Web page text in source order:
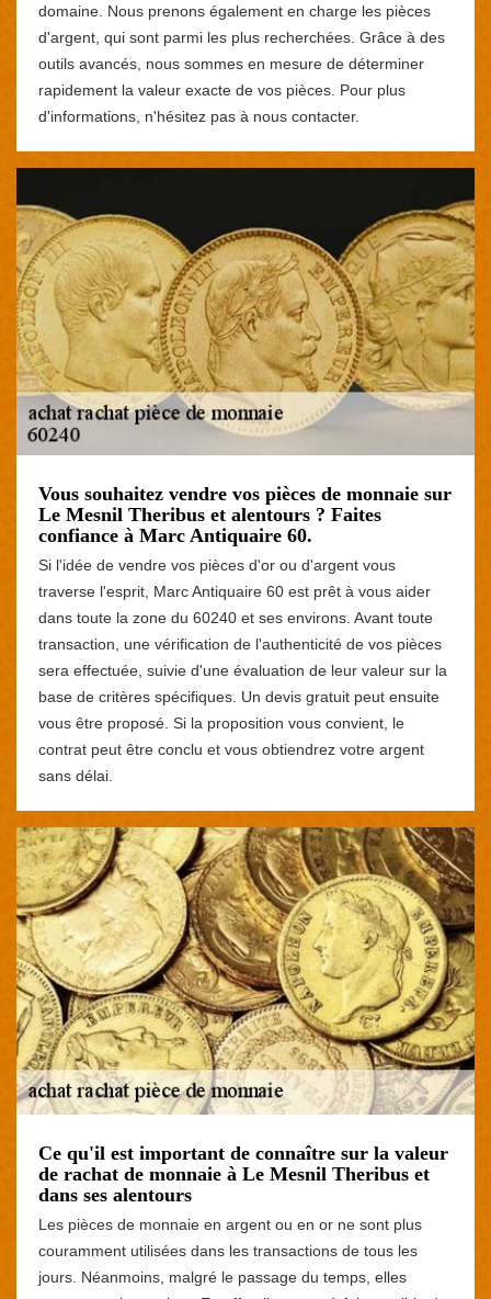
domaine. Nous prenons également en charge les pièces
d'argent, qui sont parmi les plus recherchées. Grâce à des
outils avancés, nous sommes en mesure de déterminer
rapidement la valeur exacte de vos pièces. Pour plus
d'informations, n'hésitez pas à nous contacter.
Vous souhaitez vendre vos pièces de monnaie sur
Le Mesnil Theribus et alentours ? Faites
confiance à Marc Antiquaire 60.
Si l'idée de vendre vos pièces d'or ou d'argent vous
traverse l'esprit, Marc Antiquaire 60 est prêt à vous aider
dans toute la zone du 60240 et ses environs. Avant toute
transaction, une vérification de l'authenticité de vos pièces
sera effectuée, suivie d'une évaluation de leur valeur sur la
base de critères spécifiques. Un devis gratuit peut ensuite
vous être proposé. Si la proposition vous convient, le
contrat peut être conclu et vous obtiendrez votre argent
sans délai.
Ce qu'il est important de connaître sur la valeur
de rachat de monnaie à Le Mesnil Theribus et
dans ses alentours
Les pièces de monnaie en argent ou en or ne sont plus
couramment utilisées dans les transactions de tous les
jours. Néanmoins, malgré le passage du temps, elles